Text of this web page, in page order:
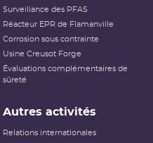
Surveillance des PFAS
Réacteur EPR de Flamanville
Corrosion sous contrainte
Usine Creusot Forge
Évaluations complémentaires de
sûreté
Autres activités
Relations internationales